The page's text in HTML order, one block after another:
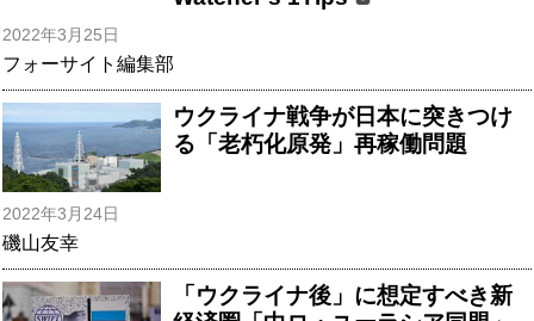
2022年3月25日
フォーサイト編集部
ウクライナ戦争が日本に突きつけ
る「老朽化原発」再稼働問題
2022年3月24日
磯山友幸
「ウクライナ後」に想定すべき新